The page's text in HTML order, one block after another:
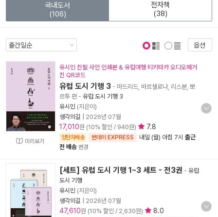
국내도서
(106)
전자책
(38)
옵션
미리보기
유시민 친필 사인 인쇄본 & 유럽여행 티키타카 오디오매거
진 QR코드
유럽 도시 기행 3 - 마드리드, 바르셀로나, 리스본, 뽀
르투 편 - 유럽 도시 기행 3
유시민 (지은이)
생각의길
2026년 07월
17,010원 (10% 할인 / 940원) 7.8
양탄자배송 썬데이 EXPRESS 내일 (월) 아침 7시 출근
전 배송 변경
[세트] 유럽 도시 기행 1~3 세트 - 전3권 - 유럽
도시 기행
유시민 (지은이)
생각의길
2026년 07월
47,610원 (10% 할인 / 2,630원) 8.0